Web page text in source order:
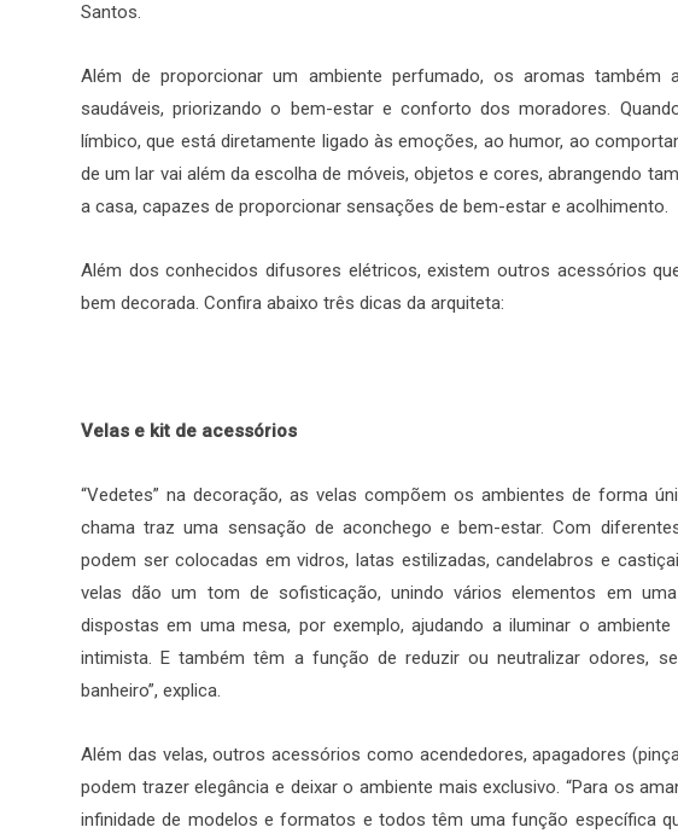
Santos.
Além de proporcionar um ambiente perfumado, os aromas
saudáveis, priorizando o bem-estar e conforto dos moradores.
límbico, que está diretamente ligado às emoções, ao humor, ao
de um lar vai além da escolha de móveis, objetos e cores, abrangendo
a casa, capazes de proporcionar sensações de bem-estar e acolhimento.
Além dos conhecidos difusores elétricos, existem outros acessórios
bem decorada. Confira abaixo três dicas da arquiteta:
Velas e kit de acessórios
“Vedetes” na decoração, as velas compõem os ambientes de forma
chama traz uma sensação de aconchego e bem-estar. Com
podem ser colocadas em vidros, latas estilizadas, candelabros e
velas dão um tom de sofisticação, unindo vários elementos em
dispostas em uma mesa, por exemplo, ajudando a iluminar o
intimista. E também têm a função de reduzir ou neutralizar odores,
banheiro”, explica.
Além das velas, outros acessórios como acendedores, apagadores
podem trazer elegância e deixar o ambiente mais exclusivo. “Para os
infinidade de modelos e formatos e todos têm uma função específica